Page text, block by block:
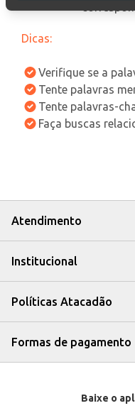
Dicas:
Verifique se a
Tente palavras
Tente palavras-
Faça buscas
Atendimento
Institucional
Políticas Atacadão
Formas de pagamento
Baixe o